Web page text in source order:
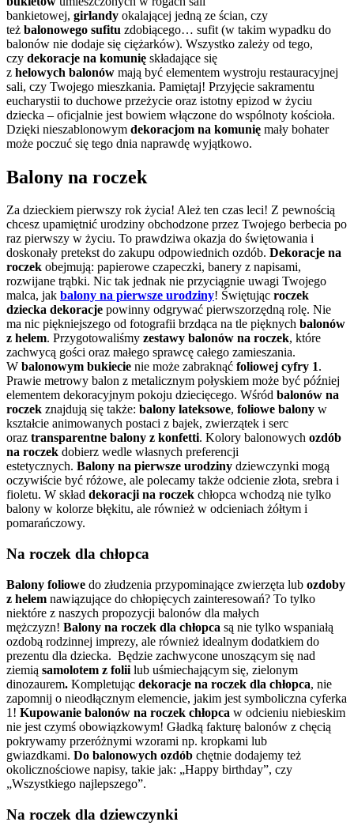
bankietowej, girlandy okalającej jedną ze ścian, czy
też balonowego sufitu zdobiącego… sufit (w takim wypadku do
balonów nie dodaje się ciężarków). Wszystko zależy od tego,
czy dekoracje na komunię składające się
z helowych balonów mają być elementem wystroju restauracyjnej
sali, czy Twojego mieszkania. Pamiętaj! Przyjęcie sakramentu
eucharystii to duchowe przeżycie oraz istotny epizod w życiu
dziecka – oficjalnie jest bowiem włączone do wspólnoty kościoła.
Dzięki nieszablonowym dekoracjom na komunię mały bohater
może poczuć się tego dnia naprawdę wyjątkowo.
Balony na roczek
Za dzieckiem pierwszy rok życia! Ależ ten czas leci! Z pewnością
chcesz upamiętnić urodziny obchodzone przez Twojego berbecia po
raz pierwszy w życiu. To prawdziwa okazja do świętowania i
doskonały pretekst do zakupu odpowiednich ozdób. Dekoracje na
roczek obejmują: papierowe czapeczki, banery z napisami,
rozwijane trąbki. Nic tak jednak nie przyciągnie uwagi Twojego
malca, jak balony na pierwsze urodziny! Świętując roczek
dziecka dekoracje powinny odgrywać pierwszorzędną rolę. Nie
ma nic piękniejszego od fotografii brzdąca na tle pięknych balonów
z helem. Przygotowaliśmy zestawy balonów na roczek, które
zachwycą gości oraz małego sprawcę całego zamieszania.
W balonowym bukiecie nie może zabraknąć foliowej cyfry 1.
Prawie metrowy balon z metalicznym połyskiem może być później
elementem dekoracyjnym pokoju dziecięcego. Wśród balonów na
roczek znajdują się także: balony lateksowe, foliowe balony w
kształcie animowanych postaci z bajek, zwierzątek i serc
oraz transparentne balony z konfetti. Kolory balonowych ozdób
na roczek dobierz wedle własnych preferencji
estetycznych. Balony na pierwsze urodziny dziewczynki mogą
oczywiście być różowe, ale polecamy także odcienie złota, srebra i
fioletu. W skład dekoracji na roczek chłopca wchodzą nie tylko
balony w kolorze błękitu, ale również w odcieniach żółtym i
pomarańczowy.
Na roczek dla chłopca
Balony foliowe do złudzenia przypominające zwierzęta lub ozdoby
z helem nawiązujące do chłopięcych zainteresowań? To tylko
niektóre z naszych propozycji balonów dla małych
mężczyzn! Balony na roczek dla chłopca są nie tylko wspaniałą
ozdobą rodzinnej imprezy, ale również idealnym dodatkiem do
prezentu dla dziecka. Będzie zachwycone unoszącym się nad
ziemią samolotem z folii lub uśmiechającym się, zielonym
dinozaurem. Kompletując dekoracje na roczek dla chłopca, nie
zapomnij o nieodłącznym elemencie, jakim jest symboliczna cyferka
1! Kupowanie balonów na roczek chłopca w odcieniu niebieskim
nie jest czymś obowiązkowym! Gładką fakturę balonów z chęcią
pokrywamy przeróżnymi wzorami np. kropkami lub
gwiazdkami. Do balonowych ozdób chętnie dodajemy też
okolicznościowe napisy, takie jak: „Happy birthday”, czy
„Wszystkiego najlepszego”.
Na roczek dla dziewczynki